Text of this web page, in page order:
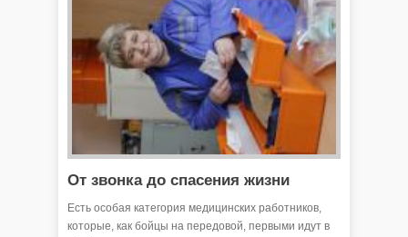
От звонка до спасения жизни
Есть особая категория медицинских работников,
которые, как бойцы на передовой, первыми идут в